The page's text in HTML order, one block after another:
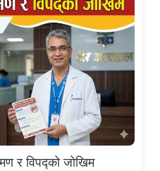
र विपद्को जोखिम